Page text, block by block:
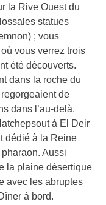
la Rive Ouest du
statues
; vous
vous verrez trois
été découverts.
dans la roche du
de
dans l’au-delà.
à El Deir
dédié à la Reine
Aussi
la plaine désertique
avec les abruptes
à bord.